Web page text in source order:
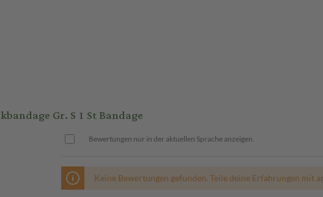
Gr. S 1 St Bandage
Bewertungen nur in der aktuellen Sprache anzeigen.
Keine Bewertungen gefunden. Teile deine Erfahrungen mit